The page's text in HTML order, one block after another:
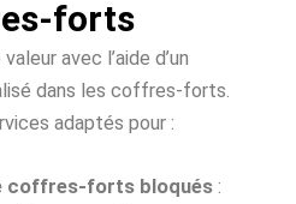
forts
avec l’aide d’un
dans les coffres-forts.
adaptés pour :
coffres-forts bloqués :